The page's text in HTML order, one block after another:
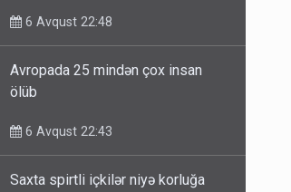
6 Avqust 22:48
Avropada 25 mindən çox insan
ölüb
6 Avqust 22:43
Saxta spirtli içkilər niyə korluğa